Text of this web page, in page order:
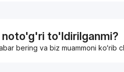
noto'g'ri to'ldirilganmi?
bering va biz muammoni ko‘rib